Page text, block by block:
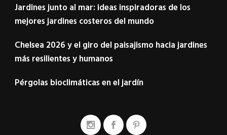
Jardines junto al mar: ideas inspiradoras de los
mejores jardines costeros del mundo
Chelsea 2026 y el giro del paisajismo hacia jardines
más resilientes y humanos
Pérgolas bioclimáticas en el jardín